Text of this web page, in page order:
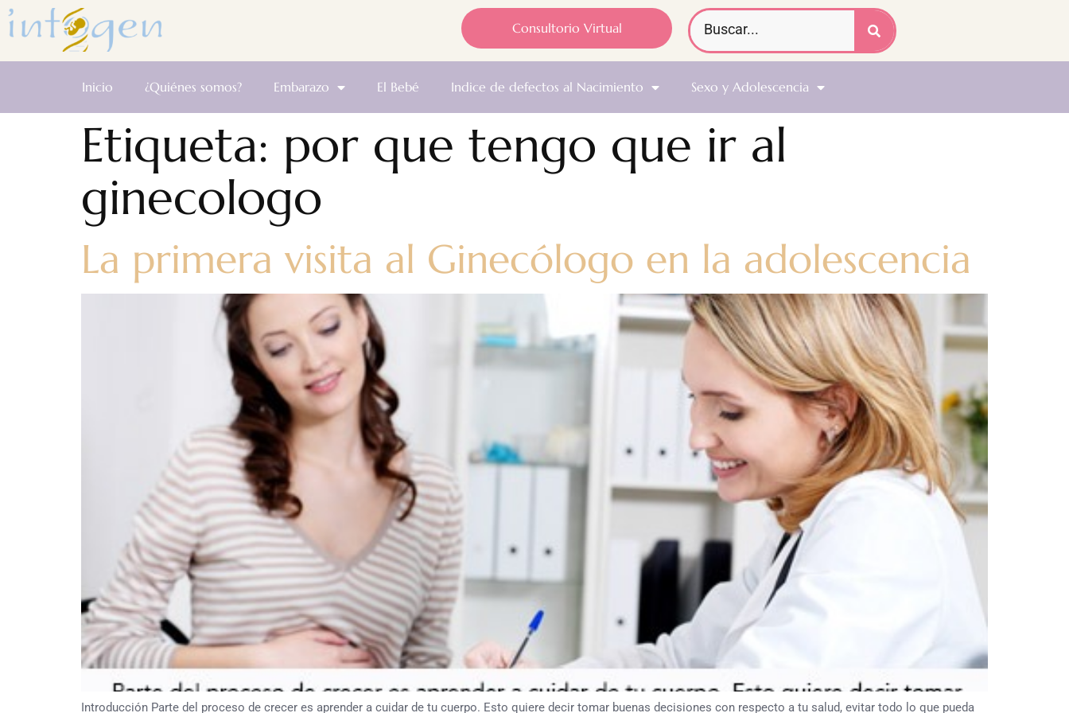
Consultorio Virtual
Inicio ¿Quiénes somos? Embarazo El Bebé Indice de defectos al Nacimiento Sexo y Adolescencia
Etiqueta: por que tengo que ir al
ginecologo
La primera visita al Ginecólogo en la adolescencia
Introducción Parte del proceso de crecer es aprender a cuidar de tu cuerpo. Esto quiere decir tomar buenas decisiones con respecto a tu salud, evitar todo lo que pueda